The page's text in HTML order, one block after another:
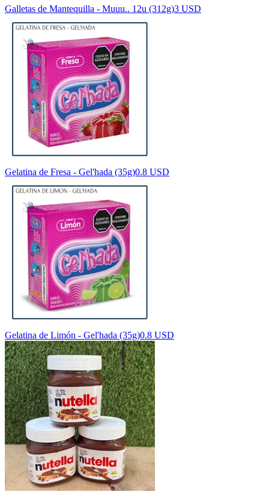
Galletas de Mantequilla - Muuu.. 12u (312g)3 USD
Gelatina de Fresa - Gel'hada (35g)0.8 USD
Gelatina de Limón - Gel'hada (35g)0.8 USD